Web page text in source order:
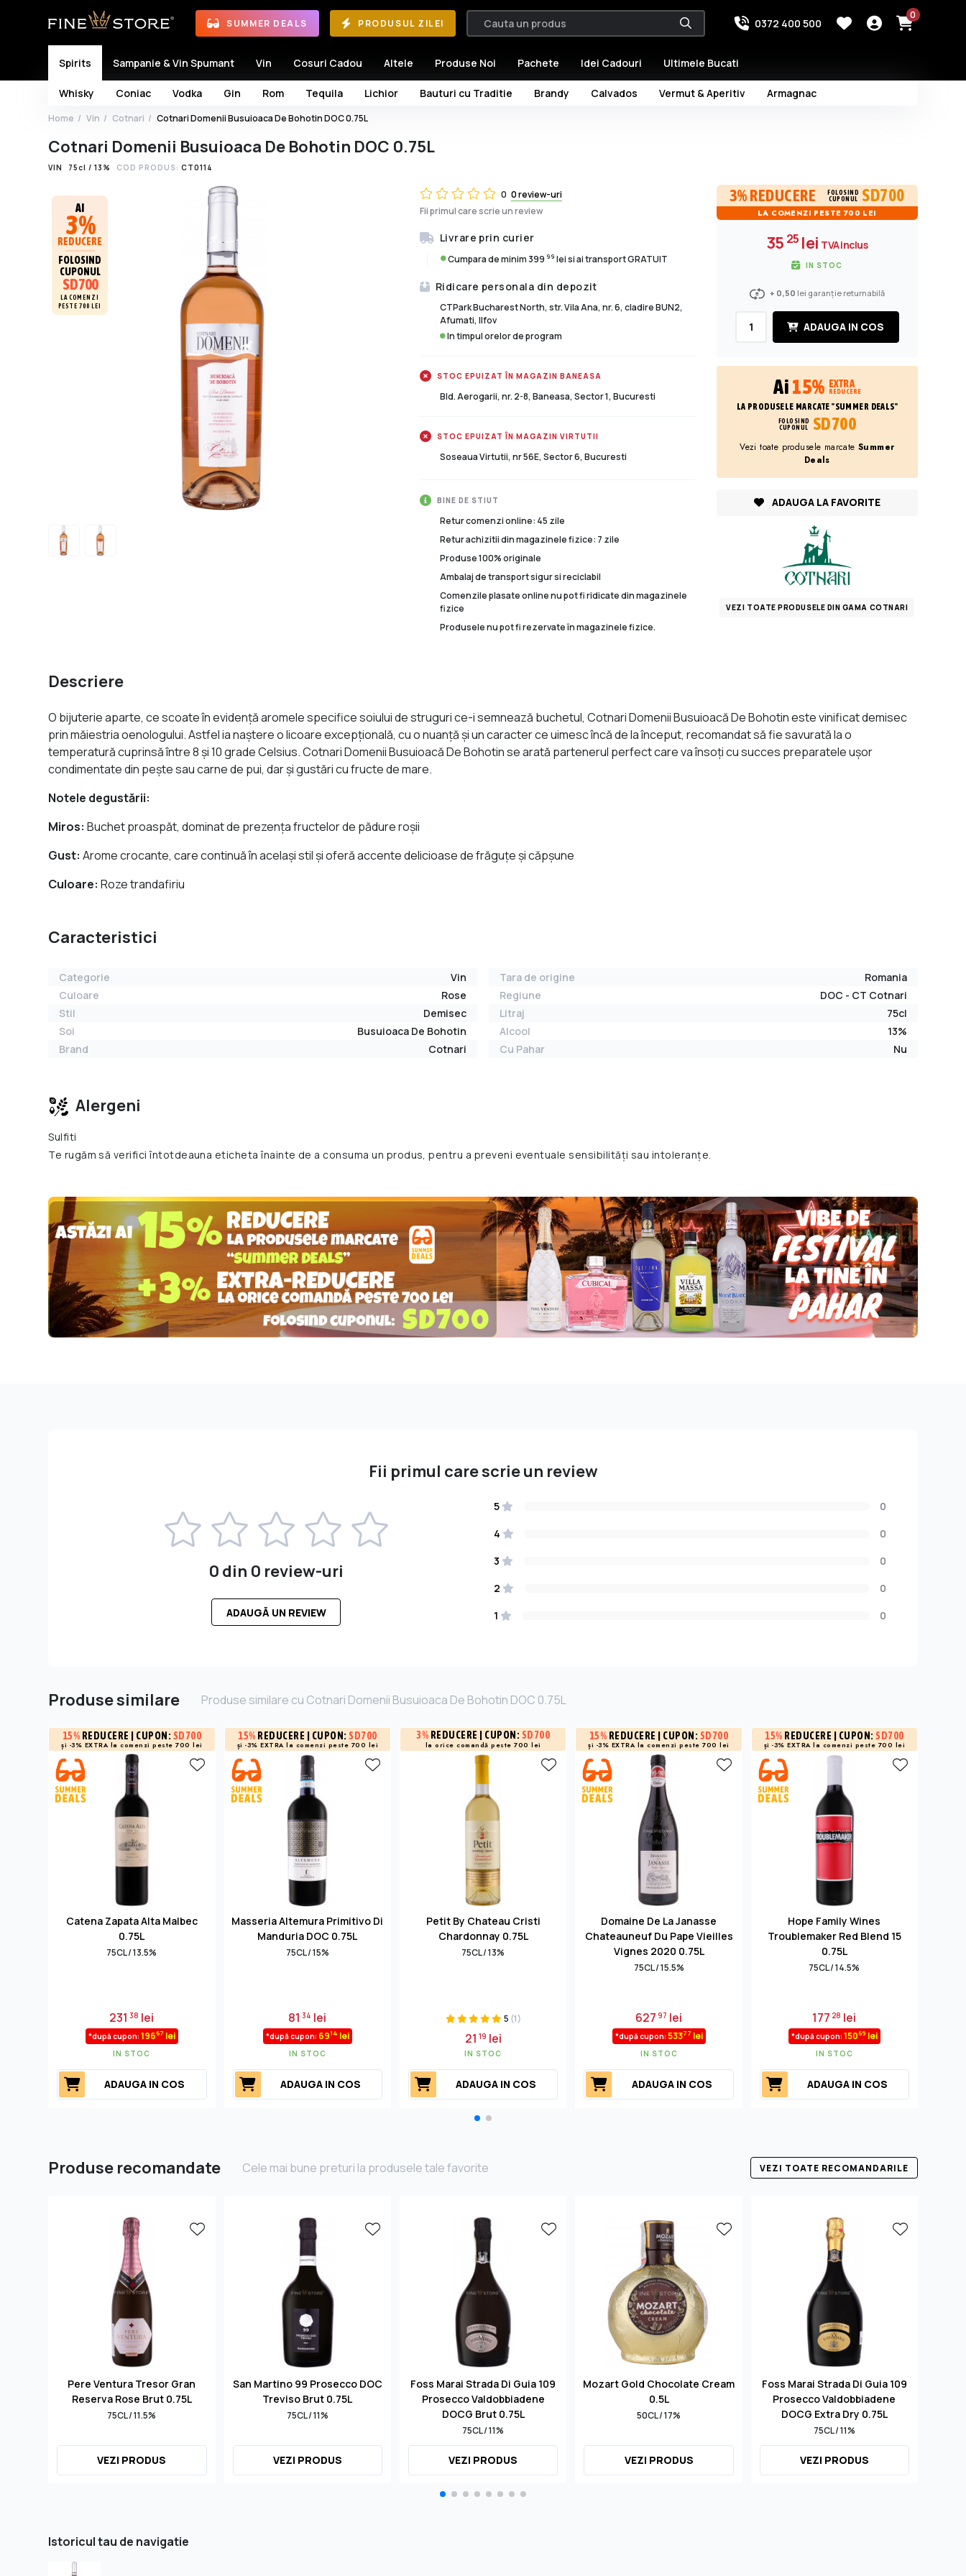
SUMMER DEALS PRODUSUL ZILEI 0372 400 500
0
Spirits
Whisky Coniac Vodka Gin Rom Tequila Lichior Bauturi cu Traditie Brandy Calvados Vermut & Aperitiv Armagnac
Sampanie & Vin Spumant Vin Cosuri Cadou Altele Produse Noi Pachete Idei Cadouri Ultimele Bucati
Home Vin Cotnari Cotnari Domenii Busuioaca De Bohotin DOC 0.75L
Cotnari Domenii Busuioaca De Bohotin DOC 0.75L
VIN 75cl / 13% COD PRODUS: CT0114
AI
3%
REDUCERE
FOLOSIND
CUPONUL
SD700
LA COMENZI
PESTE 700 LEI
0 0 review-uri
Fii primul care scrie un review
Livrare prin curier
Cumpara de minim 399 99 lei si ai transport GRATUIT
Ridicare personala din depozit
CTPark Bucharest North, str. Vila Ana, nr. 6, cladire BUN2,
Afumati, Ilfov
In timpul orelor de program
STOC EPUIZAT ÎN MAGAZIN BANEASA
Bld. Aerogarii, nr. 2-8, Baneasa, Sector 1, Bucuresti
STOC EPUIZAT ÎN MAGAZIN VIRTUTII
Soseaua Virtutii, nr 56E, Sector 6, Bucuresti
BINE DE STIUT
Retur comenzi online: 45 zile
Retur achizitii din magazinele fizice: 7 zile
Produse 100% originale
Ambalaj de transport sigur si reciclabil
Comenzile plasate online nu pot fi ridicate din magazinele
fizice
Produsele nu pot fi rezervate în magazinele fizice.
3% REDUCERE
FOLOSIND
CUPONUL
SD700
LA COMENZI PESTE 700 LEI
35 25 lei TVA inclus
IN STOC
+ 0,50 lei garanție returnabilă
ADAUGA IN COS
Ai15% EXTRA
REDUCERE
LA PRODUSELE MARCATE "SUMMER DEALS"
FOLOSIND
CUPONUL
SD700
Vezi toate produsele marcateSummer
Deals
ADAUGA LA FAVORITE
VEZI TOATE PRODUSELE DIN GAMA COTNARI
Descriere
O bijuterie aparte, ce scoate în evidență aromele specifice soiului de struguri ce-i semnează buchetul, Cotnari Domenii Busuioacă De Bohotin este vinificat demisec
prin măiestria oenologului. Astfel ia naștere o licoare excepțională, cu o nuanță și un caracter ce uimesc încă de la început, recomandat să fie savurată la o
temperatură cuprinsă între 8 și 10 grade Celsius. Cotnari Domenii Busuioacă De Bohotin se arată partenerul perfect care va însoți cu succes preparatele ușor
condimentate din pește sau carne de pui, dar și gustări cu fructe de mare.
Notele degustării:
Miros:Buchet proaspăt, dominat de prezenţa fructelor de pădure roşii
Gust: Arome crocante, care continuă în același stil şi oferă accente delicioase de frăguțe și căpșune
Culoare: Roze trandafiriu
Caracteristici
Categorie
Vin
Culoare
Rose
Stil
Demisec
Soi
Busuioaca De Bohotin
Brand
Cotnari
Tara de origine
Romania
Regiune
DOC - CT Cotnari
Litraj
75cl
Alcool
13%
Cu Pahar
Nu
Alergeni
Sulfiti
Te rugăm să verifici întotdeauna eticheta înainte de a consuma un produs, pentru a preveni eventuale sensibilități sau intoleranțe.
Fii primul care scrie un review
0 din 0 review-uri
ADAUGĂ UN REVIEW
5
0
4
0
3
0
2
0
1
0
Produse similare Produse similare cu Cotnari Domenii Busuioaca De Bohotin DOC 0.75L
15% REDUCERE | CUPON: SD700
și -3% EXTRA la comenzi peste 700 lei
Catena Zapata Alta Malbec
0.75L
75CL / 13.5%
23138 lei
*după cupon: 19667 lei
IN STOC
ADAUGA IN COS
15% REDUCERE | CUPON:SD700
și -3% EXTRA la comenzi peste 700 lei
Masseria Altemura Primitivo Di
Manduria DOC 0.75L
75CL / 15%
8134 lei
*după cupon: 6914 lei
IN STOC
ADAUGA IN COS
3% REDUCERE | CUPON: SD700
la orice comandă peste 700 lei
Petit By Chateau Cristi
Chardonnay 0.75L
75CL / 13%
5 (1)
2119 lei
IN STOC
ADAUGA IN COS
15% REDUCERE | CUPON: SD700
și -3% EXTRA la comenzi peste 700 lei
Domaine De La Janasse
Chateauneuf Du Pape Vieilles
Vignes 2020 0.75L
75CL / 15.5%
62797 lei
*după cupon: 53377 lei
IN STOC
ADAUGA IN COS
15% REDUCERE | CUPON:SD700
și -3% EXTRA la comenzi peste 700 lei
Hope Family Wines
Troublemaker Red Blend 15
0.75L
75CL / 14.5%
17728 lei
*după cupon: 15069 lei
IN STOC
ADAUGA IN COS
Produse recomandate Cele mai bune preturi la produsele tale favorite VEZI TOATE RECOMANDARILE
Pere Ventura Tresor Gran
Reserva Rose Brut 0.75L
75CL / 11.5%
VEZI PRODUS
San Martino 99 Prosecco DOC
Treviso Brut 0.75L
75CL / 11%
VEZI PRODUS
Foss Marai Strada Di Guia 109
Prosecco Valdobbiadene
DOCG Brut 0.75L
75CL / 11%
VEZI PRODUS
Mozart Gold Chocolate Cream
0.5L
50CL / 17%
VEZI PRODUS
Foss Marai Strada Di Guia 109
Prosecco Valdobbiadene
DOCG Extra Dry 0.75L
75CL / 11%
VEZI PRODUS
Istoricul tau de navigatie